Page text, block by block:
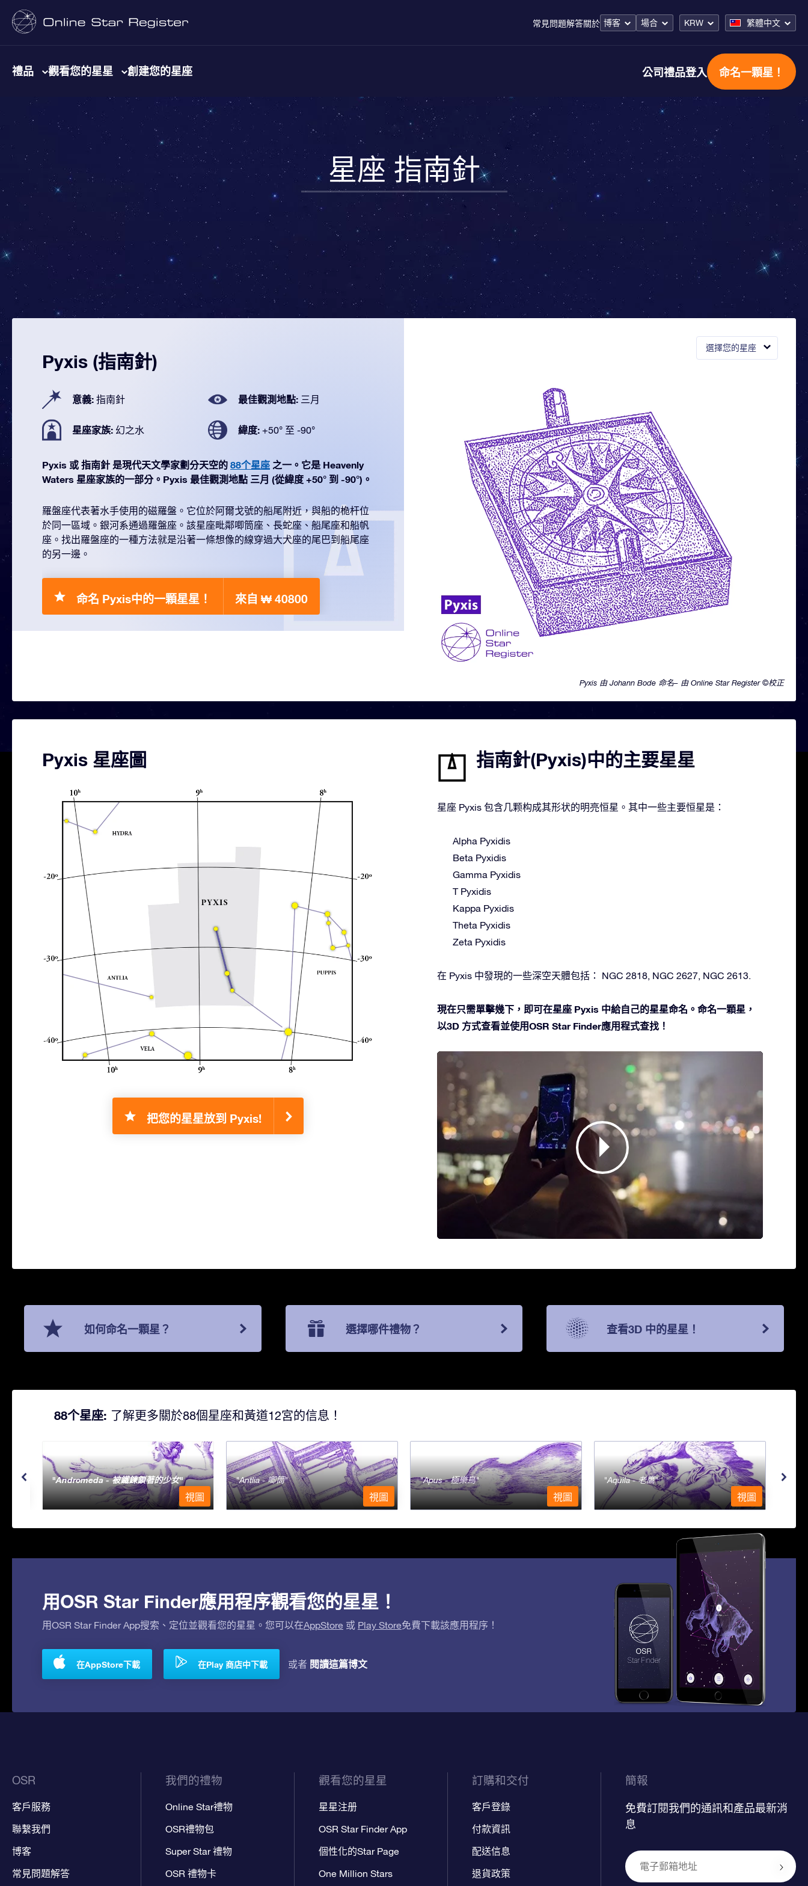
常見問題解答關於 博客 場合 KRW 繁體中文
禮品 觀看您的星星 創建您的星座 公司禮品登入 命名一顆星！
星座 指南針
選擇您的星座
Pyxis 由 Johann Bode 命名– 由 Online Star Register ©校正
Pyxis (指南針)
意義: 指南針 最佳觀測地點: 三月
星座家族: 幻之水 緯度: +50° 至 -90°
Pyxis 或 指南針 是現代天文學家劃分天空的 88个星座 之一。它是 Heavenly
Waters 星座家族的一部分。Pyxis 最佳觀測地點 三月 (從緯度 +50° 到 -90°)。
羅盤座代表著水手使用的磁羅盤。它位於阿爾戈號的船尾附近，與船的桅杆位
於同一區域。銀河系通過羅盤座。該星座毗鄰唧筒座、長蛇座、船尾座和船帆
座。找出羅盤座的一種方法就是沿著一條想像的線穿過大犬座的尾巴到船尾座
的另一邊。
命名 Pyxis中的一顆星星！ 來自 ₩ 40800
Pyxis 星座圖
把您的星星放到 Pyxis!
指南針(Pyxis)中的主要星星
星座 Pyxis 包含几颗构成其形状的明亮恒星。其中一些主要恒星是：
Alpha Pyxidis
Beta Pyxidis
Gamma Pyxidis
T Pyxidis
Kappa Pyxidis
Theta Pyxidis
Zeta Pyxidis
在 Pyxis 中發現的一些深空天體包括： NGC 2818, NGC 2627, NGC 2613.
現在只需單擊幾下，即可在星座 Pyxis 中給自己的星星命名。命名一顆星，
以3D 方式查看並使用OSR Star Finder應用程式查找！
如何命名一顆星？ 選擇哪件禮物？ 查看3D 中的星星！
88个星座: 了解更多關於88個星座和黃道12宮的信息！
Andromeda - 被鐵鍊鎖著的少女
視圖
Antlia - 唧筒
視圖
Apus - 極樂鳥
視圖
Aquila - 老鷹
視圖
用OSR Star Finder應用程序觀看您的星星！
用OSR Star Finder App搜索、定位並觀看您的星星。您可以在AppStore 或 Play Store免費下載該應用程序！
在AppStore下載 在Play 商店中下載 或者 閱讀這篇博文
OSR
客戶服務
聯繫我們
博客
常見問題解答
我們的禮物
Online Star禮物
OSR禮物包
Super Star 禮物
OSR 禮物卡
觀看您的星星
星星注册
OSR Star Finder App
個性化的Star Page
One Million Stars
訂購和交付
客戶登錄
付款資訊
配送信息
退貨政策
簡報
免費訂閱我們的通訊和產品最新消
息